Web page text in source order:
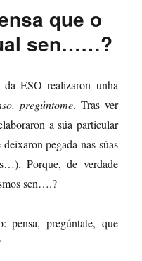
que o
sen……?
ESO realizaron unha
pregúntome. Tras ver
a súa particular
pegada nas súas
Porque, de verdade
sen….?
pensa, pregúntate, que